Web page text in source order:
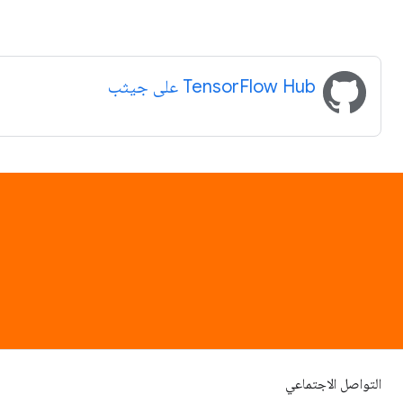
TensorFlow Hub على جيثب
التواصل الاجتماعي